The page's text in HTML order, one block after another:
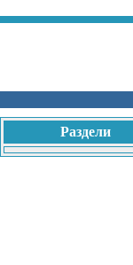
Раздели